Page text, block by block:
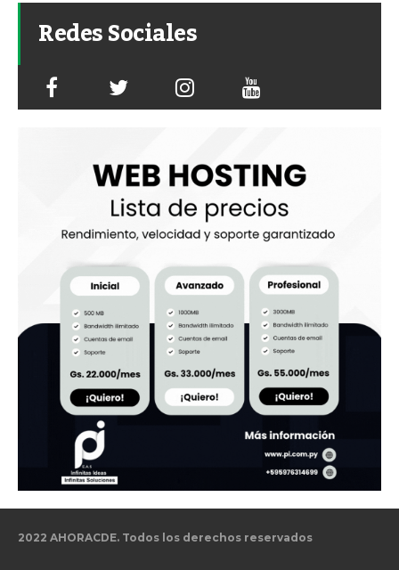
Redes Sociales
2022 AHORACDE. Todos los derechos reservados